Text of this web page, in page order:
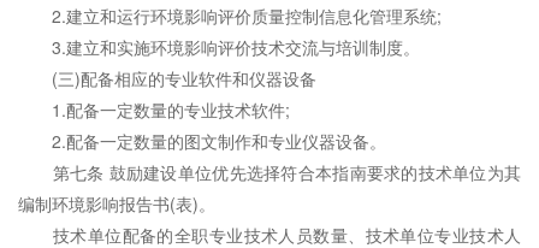
2.建立和运行环境影响评价质量控制信息化管理系统;
3.建立和实施环境影响评价技术交流与培训制度。
(三)配备相应的专业软件和仪器设备
1.配备一定数量的专业技术软件;
2.配备一定数量的图文制作和专业仪器设备。
第七条 鼓励建设单位优先选择符合本指南要求的技术单位为其
编制环境影响报告书(表)。
技术单位配备的全职专业技术人员数量、技术单位专业技术人